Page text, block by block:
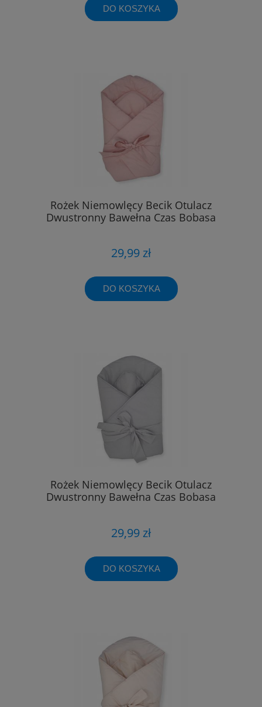
DO KOSZYKA
Rożek Niemowlęcy Becik Otulacz
Dwustronny Bawełna Czas Bobasa
29,99 zł
DO KOSZYKA
Rożek Niemowlęcy Becik Otulacz
Dwustronny Bawełna Czas Bobasa
29,99 zł
DO KOSZYKA